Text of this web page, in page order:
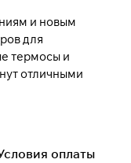
и новым
для
термосы и
отличными
оплаты